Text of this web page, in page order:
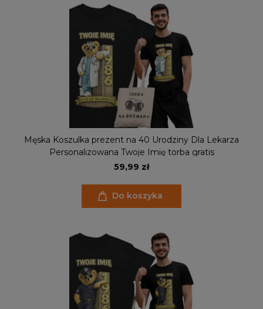
Męska Koszulka prezent na 40 Urodziny Dla Lekarza
Personalizowana Twoje Imię torba gratis
59,99 zł
Do koszyka